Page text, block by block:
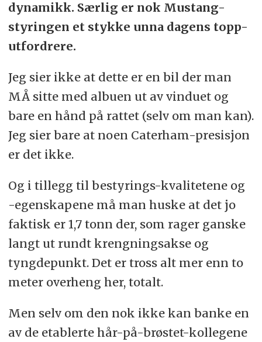
dynamikk. Særlig er nok Mustang-
styringen et stykke unna dagens topp-
utfordrere.
Jeg sier ikke at dette er en bil der man
MÅ sitte med albuen ut av vinduet og
bare en hånd på rattet (selv om man kan).
Jeg sier bare at noen Caterham-presisjon
er det ikke.
Og i tillegg til bestyrings-kvalitetene og
-egenskapene må man huske at det jo
faktisk er 1,7 tonn der, som rager ganske
langt ut rundt krengningsakse og
tyngdepunkt. Det er tross alt mer enn to
meter overheng her, totalt.
Men selv om den nok ikke kan banke en
av de etablerte hår-på-brøstet-kollegene